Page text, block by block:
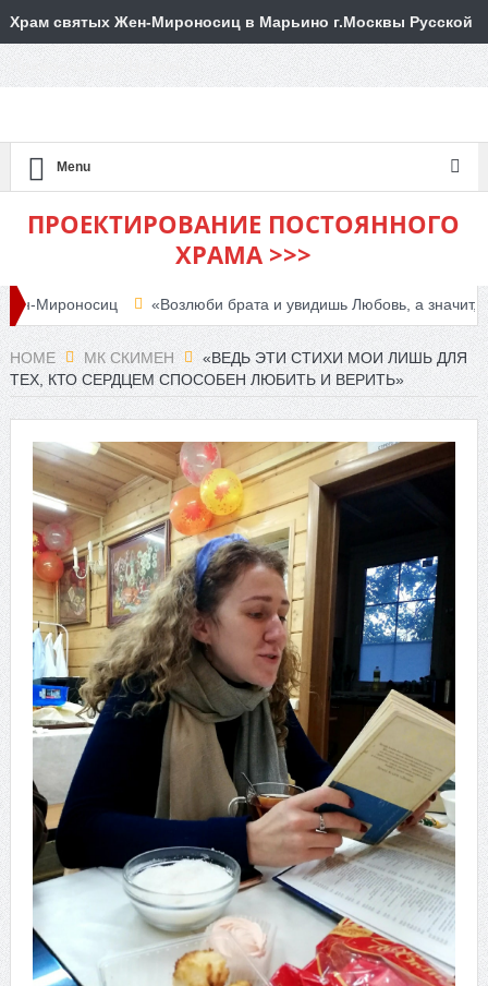
Храм святых Жен-Мироносиц в Марьино г.Москвы Русской
Православной Церкви
Menu
ПРОЕКТИРОВАНИЕ ПОСТОЯННОГО
ХРАМА >>>
«Возлюби брата и увидишь Любовь, а значит,
набор
HOME МК СКИМЕН
«ВЕДЬ ЭТИ СТИХИ МОИ ЛИШЬ ДЛЯ
ТЕХ, КТО СЕРДЦЕМ СПОСОБЕН ЛЮБИТЬ И ВЕРИТЬ»